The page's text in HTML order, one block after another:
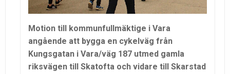
Motion till kommunfullmäktige i Vara
angående att bygga en cykelväg från
Kungsgatan i Vara/väg 187 utmed gamla
riksvägen till Skatofta och vidare till Skarstad